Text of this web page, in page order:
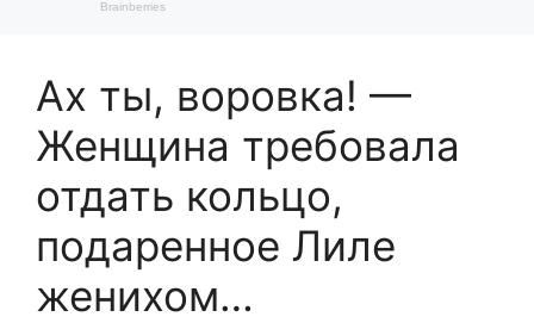
Ах ты, воровка! —
Женщина требовала
отдать кольцо,
подаренное Лиле
женихом…